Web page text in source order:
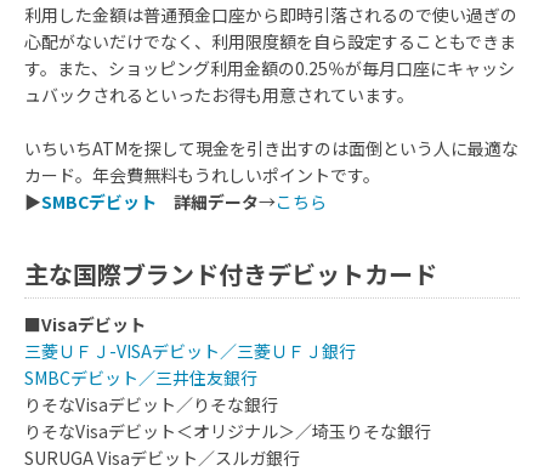
利用した金額は普通預金口座から即時引落されるので使い過ぎの
心配がないだけでなく、利用限度額を自ら設定することもできま
す。また、ショッピング利用金額の0.25％が毎月口座にキャッシ
ュバックされるといったお得も用意されています。
いちいちATMを探して現金を引き出すのは面倒という人に最適な
カード。年会費無料もうれしいポイントです。
▶SMBCデビット 詳細データ→こちら
主な国際ブランド付きデビットカード
■Visaデビット
三菱ＵＦＪ-VISAデビット／三菱ＵＦＪ銀行
SMBCデビット／三井住友銀行
りそなVisaデビット／りそな銀行
りそなVisaデビット＜オリジナル＞／埼玉りそな銀行
SURUGA Visaデビット／スルガ銀行